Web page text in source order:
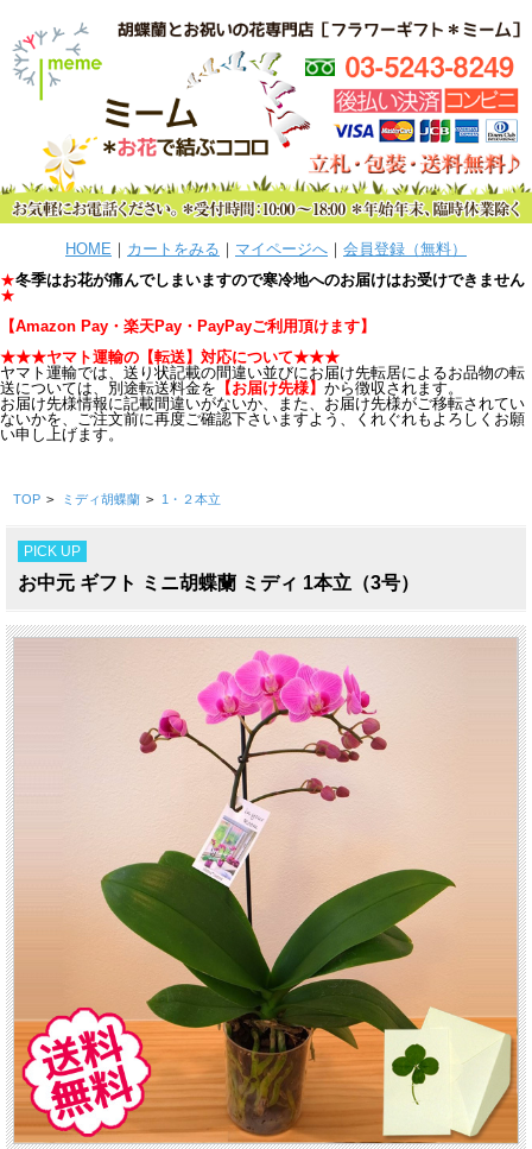
HOME ｜ カートをみる ｜ マイページへ ｜ 会員登録（無料）
★冬季はお花が痛んでしまいますので寒冷地へのお届けはお受けできません
★
【Amazon Pay・楽天Pay・PayPayご利用頂けます】
★★★ヤマト運輸の【転送】 対応について★★★
ヤマト運輸では、送り状記載の間違い並びにお届け先転居によるお品物の転
送については、別途転送料金を 【お届け先様】 から徴収されます。
お届け先様情報に記載間違いがないか、また、お届け先様がご移転されてい
ないかを、ご注文前に再度ご確認下さいますよう、くれぐれもよろしくお願
い申し上げます。
TOP > ミディ胡蝶蘭 > 1・２本立
PICK UP
お中元 ギフト ミニ胡蝶蘭 ミディ 1本立（3号）